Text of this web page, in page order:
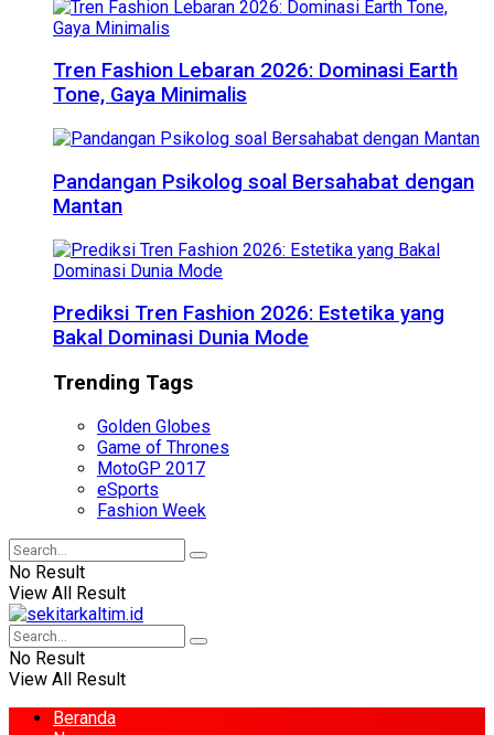
Tren Fashion Lebaran 2026: Dominasi Earth
Tone, Gaya Minimalis
Pandangan Psikolog soal Bersahabat dengan
Mantan
Prediksi Tren Fashion 2026: Estetika yang
Bakal Dominasi Dunia Mode
Trending Tags
Golden Globes
Game of Thrones
MotoGP 2017
eSports
Fashion Week
No Result
View All Result
No Result
View All Result
Beranda